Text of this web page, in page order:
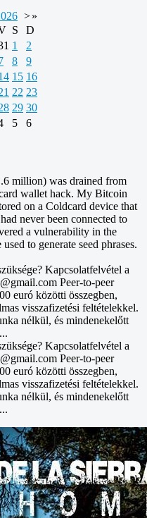
>»
S
D
1
2
8
9
15 16
22 23
29 30
5 6
million) was drained from
wallet hack. My Bitcoin
on a Coldcard device that
never been connected to
a vulnerability in the
to generate seed phrases.
Kapcsolatfelvétel a
Peer-to-peer
euró közötti összegben,
visszafizetési feltételekkel.
nélkül, és mindenekelőtt
Kapcsolatfelvétel a
Peer-to-peer
euró közötti összegben,
visszafizetési feltételekkel.
nélkül, és mindenekelőtt